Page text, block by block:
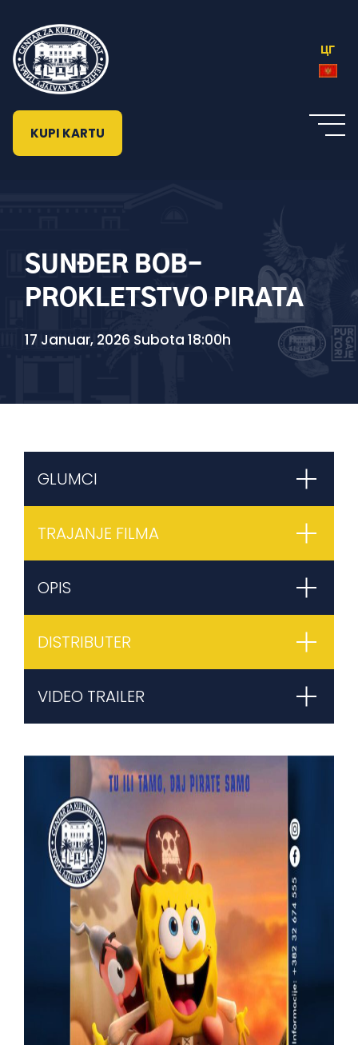
ЦГ
KUPI KARTU
SUNĐER BOB-
PROKLETSTVO PIRATA
17 Januar, 2026 Subota 18:00h
GLUMCI
TRAJANJE FILMA
OPIS
DISTRIBUTER
VIDEO TRAILER